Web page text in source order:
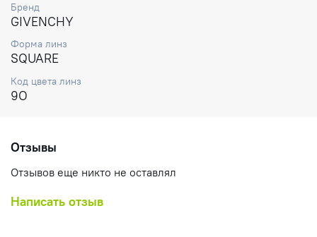
Бренд
GIVENCHY
Форма линз
SQUARE
Код цвета линз
9O
Отзывы
Отзывов еще никто не оставлял
Написать отзыв